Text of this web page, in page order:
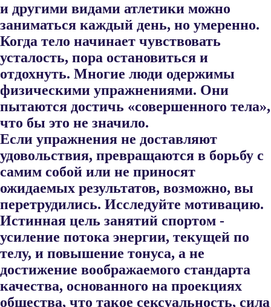
и другими видами атлетики можно
заниматься каждый день, но умеренно.
Когда тело начинает чувствовать
усталость, пора остановиться и
отдохнуть. Многие люди одержимы
физическими упражнениями. Они
пытаются достичь «совершенного тела»,
что бы это не значило.
Если упражнения не доставляют
удовольствия, превращаются в борьбу с
самим собой или не приносят
ожидаемых результатов, возможно, вы
перетрудились. Исследуйте мотивацию.
Истинная цель занятий спортом -
усиление потока энергии, текущей по
телу, и повышение тонуса, а не
достижение воображаемого стандарта
качества, основанного на проекциях
общества, что такое сексуальность, сила